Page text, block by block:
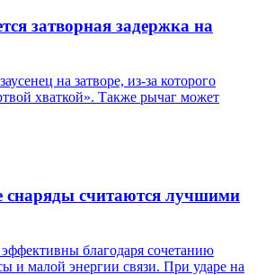
затворная задержка на
на затворе, из-за которого
хваткой». Также рычаг может
снаряды считаются лучшими
благодаря сочетанию
и малой энергии связи. При ударе на